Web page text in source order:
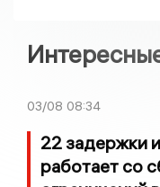
03/08 08:34
22 задержки
работает со